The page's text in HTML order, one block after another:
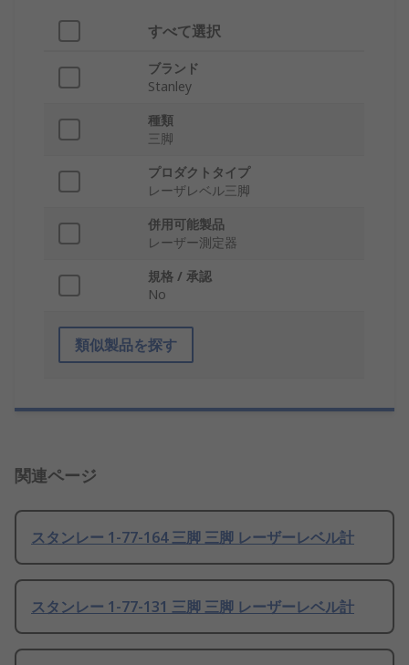
すべて選択
ブランド
Stanley
種類
三脚
プロダクトタイプ
レーザレベル三脚
併用可能製品
レーザー測定器
規格 / 承認
No
類似製品を探す
関連ページ
スタンレー 1-77-164 三脚 三脚 レーザーレベル計
スタンレー 1-77-131 三脚 三脚 レーザーレベル計